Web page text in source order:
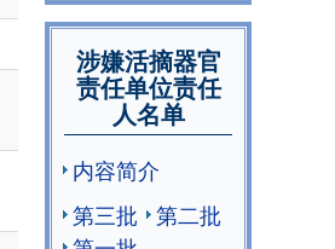
涉嫌活摘器官
责任单位责任
人名单
内容简介
第三批
第二批